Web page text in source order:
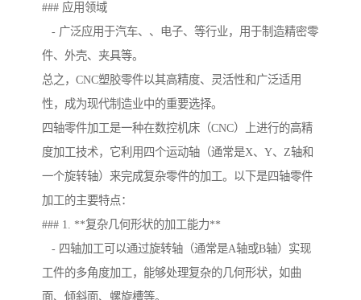
### 应用领域
- 广泛应用于汽车、、电子、等行业，用于制造精密零
件、外壳、夹具等。
总之，CNC塑胶零件以其高精度、灵活性和广泛适用
性，成为现代制造业中的重要选择。
四轴零件加工是一种在数控机床（CNC）上进行的高精
度加工技术，它利用四个运动轴（通常是X、Y、Z轴和
一个旋转轴）来完成复杂零件的加工。以下是四轴零件
加工的主要特点：
### 1. **复杂几何形状的加工能力**
- 四轴加工可以通过旋转轴（通常是A轴或B轴）实现
工件的多角度加工，能够处理复杂的几何形状，如曲
面、倾斜面、螺旋槽等。